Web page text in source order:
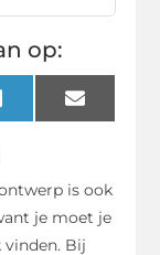
op:
LinkedInEmail
is ook
je moet je
vinden. Bij